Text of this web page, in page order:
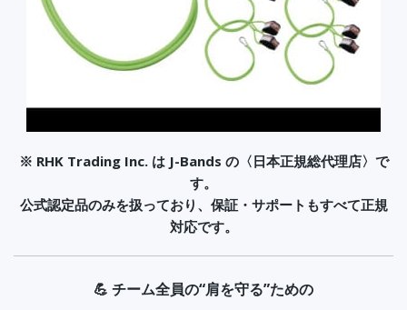
※ RHK Trading Inc. は J-Bands の〈日本正規総代理店〉で
す。
公式認定品のみを扱っており、保証・サポートもすべて正規
対応です。
💪 チーム全員の“肩を守る”ための